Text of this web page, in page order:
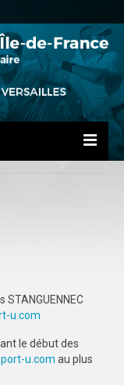
u.com
le début des
u.com au plus